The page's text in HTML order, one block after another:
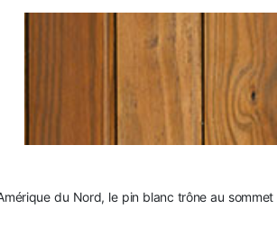
du Nord, le pin blanc trône au